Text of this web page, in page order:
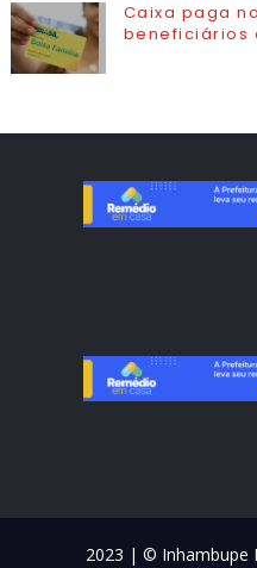
Caixa paga
beneficiários
2023 | © Inhambupe